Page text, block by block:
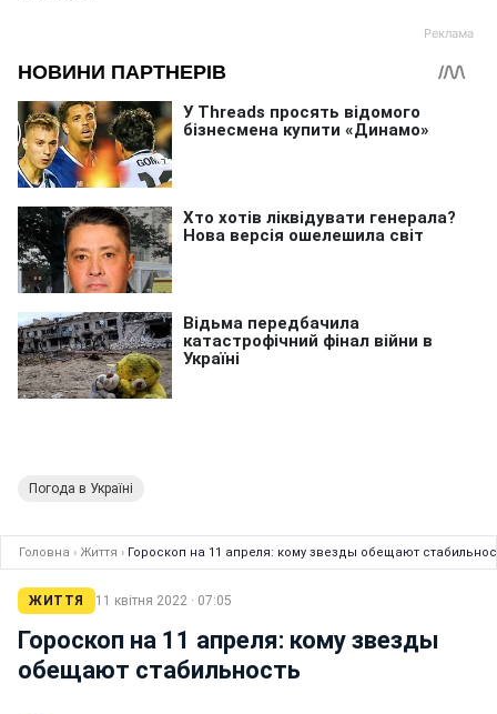
Погода в Україні
Головна › Життя › Гороскоп на 11 апреля: кому звезды обещают
ЖИТТЯ 11 квітня 2022 · 07:05
Гороскоп на 11 апреля: кому звезды
обещают стабильность